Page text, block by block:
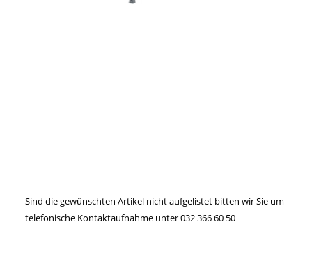
Sind die gewünschten Artikel nicht aufgelistet bitten wir Sie um
telefonische Kontaktaufnahme unter 032 366 60 50